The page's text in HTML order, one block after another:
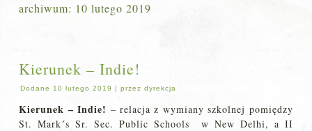
archiwum: 10 lutego 2019
Kierunek – Indie!
Dodane 10 lutego 2019 |przez dyrekcja
Kierunek – Indie! – relacja z wymiany szkolnej pomiędzy
St. Mark´s Sr. Sec. Public Schools w New Delhi, a II